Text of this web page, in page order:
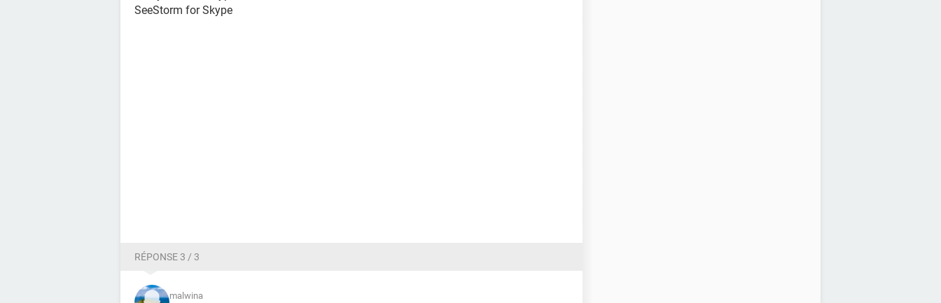
SeeStorm for Skype
RÉPONSE 3 / 3
malwina